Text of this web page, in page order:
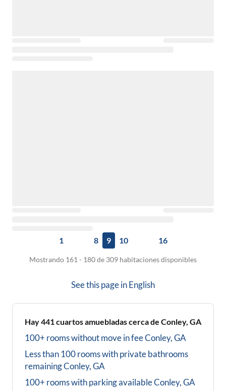
1 8 9 10 16
Mostrando 161 - 180 de 309 habitaciones disponibles
See this page inEnglish
Hay441cuartos amuebladas cerca de Conley, GA
100+ rooms without move in feeConley, GA
Less than 100 rooms with private bathrooms
remainingConley, GA
100+ rooms with parking availableConley, GA